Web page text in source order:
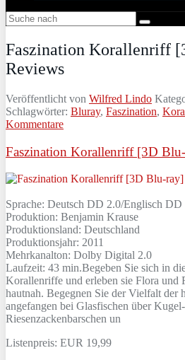
Faszination Korallenriff
Reviews
Veröffentlicht von Wilfred Lindo
Schlagwörter: Bluray, Faszination,
Kommentare
Faszination Korallenriff [3D
Sprache: Deutsch DD 2.0/Englisch DD
Produktion: Benjamin Krause
Produktionsland: Deutschland
Produktionsjahr: 2011
Mehrkanalton: Dolby Digital 2.0
Laufzeit: 43 min.Begeben Sie sich in
Korallenriffe und erleben sie Flora und
hautnah. Begegnen Sie der Vielfalt der
angefangen bei Glasfischen über
Riesenzackenbarschen un
Listenpreis: EUR 19,99